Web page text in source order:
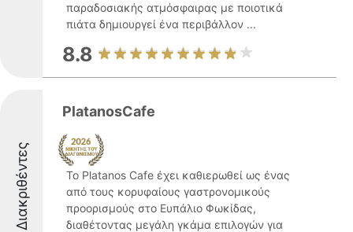
παραδοσιακής ατμόσφαιρας με ποιοτικά
πιάτα δημιουργεί ένα περιβάλλον ...
8.8
Διακριθέντες
PlatanosCafe
Το Platanos Cafe έχει καθιερωθεί ως ένας
από τους κορυφαίους γαστρονομικούς
προορισμούς στο Ευπάλιο Φωκίδας,
διαθέτοντας μεγάλη γκάμα επιλογών για